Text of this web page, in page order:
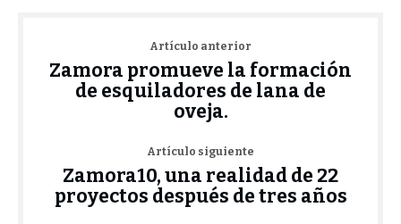
Artículo anterior
Zamora promueve la formación
de esquiladores de lana de
oveja.
Artículo siguiente
Zamora10, una realidad de 22
proyectos después de tres años